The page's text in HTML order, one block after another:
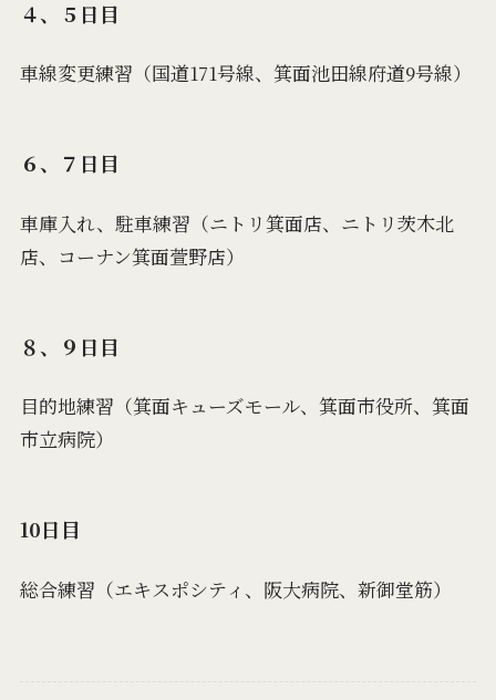
４、５日目
車線変更練習（国道171号線、箕面池田線府道9号線）
６、７日目
車庫入れ、駐車練習（ニトリ箕面店、ニトリ茨木北
店、コーナン箕面萱野店）
８、９日目
目的地練習（箕面キューズモール、箕面市役所、箕面
市立病院）
10日目
総合練習（エキスポシティ、阪大病院、新御堂筋）